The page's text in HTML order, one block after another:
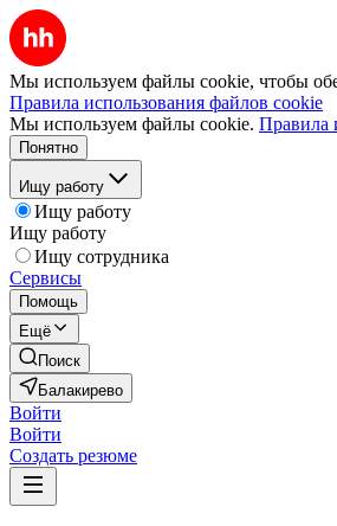
Мы используем файлы cookie, чтобы
Правила использования файлов cookie
Мы используем файлы cookie. Правила
Понятно
Ищу работу
Ищу работу
Ищу работу
Ищу сотрудника
Сервисы
Помощь
Ещё
Поиск
Балакирево
Войти
Войти
Создать резюме